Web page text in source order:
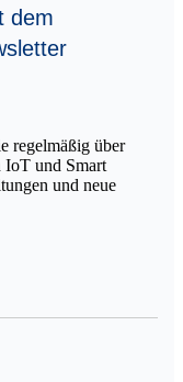
dem
regelmäßig über
IoT und Smart
und neue